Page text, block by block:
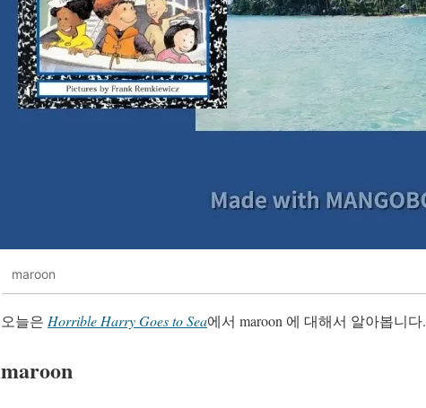
maroon
오늘은 Horrible Harry Goes to Sea에서 maroon 에 대해서 알아봅니다.
maroon